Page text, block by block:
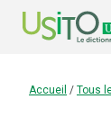
Accueil / Tous